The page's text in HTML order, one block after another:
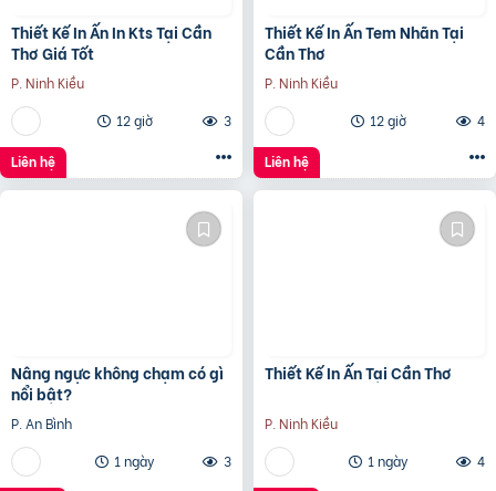
Thiết Kế In Ấn In Kts Tại Cần
Thơ Giá Tốt
P. Ninh Kiều
12 giờ
3
Liên hệ
Thiết Kế In Ấn Tem Nhãn Tại
Cần Thơ
P. Ninh Kiều
12 giờ
4
Liên hệ
Nâng ngực không chạm có gì
nổi bật?
P. An Bình
1 ngày
3
Thiết Kế In Ấn Tại Cần Thơ
P. Ninh Kiều
1 ngày
4